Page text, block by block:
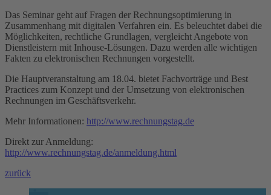
Das Seminar geht auf Fragen der Rechnungsoptimierung in
Zusammenhang mit digitalen Verfahren ein. Es beleuchtet dabei die
Möglichkeiten, rechtliche Grundlagen, vergleicht Angebote von
Dienstleistern mit Inhouse-Lösungen. Dazu werden alle wichtigen
Fakten zu elektronischen Rechnungen vorgestellt.
Die Hauptveranstaltung am 18.04. bietet Fachvorträge und Best
Practices zum Konzept und der Umsetzung von elektronischen
Rechnungen im Geschäftsverkehr.
Mehr Informationen: http://www.rechnungstag.de
Direkt zur Anmeldung:
http://www.rechnungstag.de/anmeldung.html
zurück